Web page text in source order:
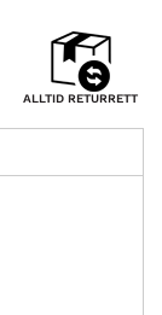
ALLTID RETURRETT